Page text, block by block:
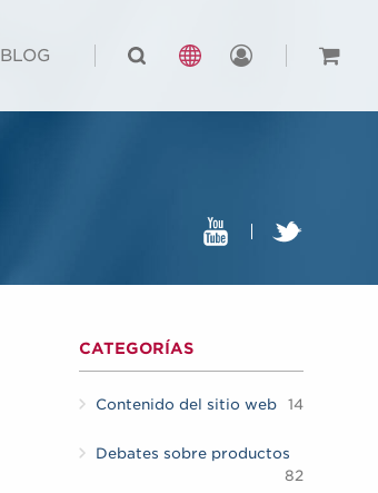
BLOG
CATEGORÍAS
Contenido del sitio web 14
Debates sobre productos
82